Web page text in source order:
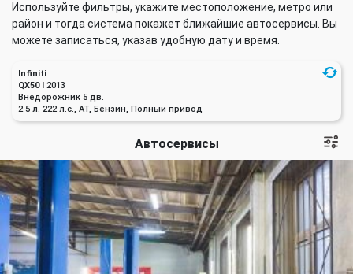
Используйте фильтры, укажите местоположение, метро или
район и тогда система покажет ближайшие автосервисы. Вы
можете записаться, указав удобную дату и время.
Infiniti
QX50 I 2013
Внедорожник 5 дв.
2.5 л. 222 л.с., AT, Бензин, Полный привод
Автосервисы